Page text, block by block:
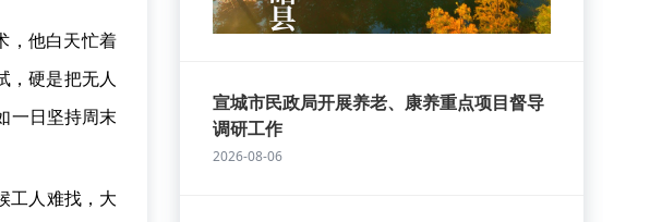
，他白天忙着
，硬是把无人
一日坚持周末
工人难找，大
宣城市民政局开展养老、康养重点项目督导
调研工作
2026-08-06